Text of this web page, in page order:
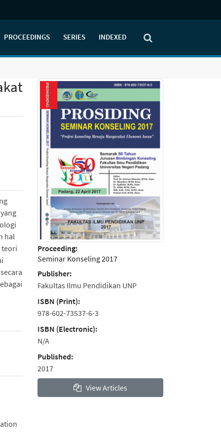
PROCEEDINGS SERIES INDEXED
hal
teori
Proceeding:
Seminar Konseling 2017
Publisher:
Fakultas Ilmu Pendidikan UNP
ISBN (Print):
978-602-73537-6-3
ISBN (Electronic):
N/A
Published:
2017
View Articles